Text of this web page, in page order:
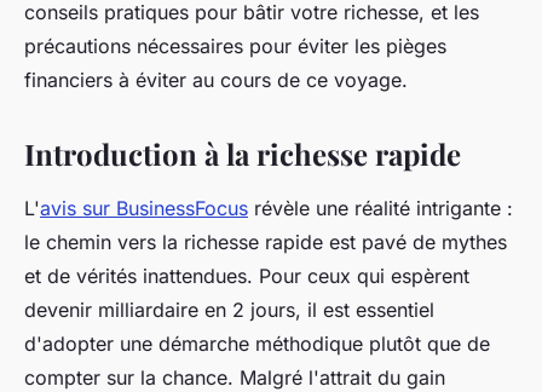
conseils pratiques pour bâtir votre richesse, et les
précautions nécessaires pour éviter les pièges
financiers à éviter au cours de ce voyage.
Introduction à la richesse rapide
L'avis sur BusinessFocus révèle une réalité intrigante :
le chemin vers la richesse rapide est pavé de mythes
et de vérités inattendues. Pour ceux qui espèrent
devenir milliardaire en 2 jours, il est essentiel
d'adopter une démarche méthodique plutôt que de
compter sur la chance. Malgré l'attrait du gain